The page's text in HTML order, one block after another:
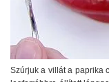
Szúrjuk a villát a paprika